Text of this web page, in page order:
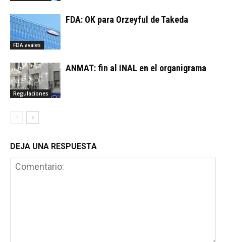
FDA avales
FDA: OK para Orzeyful de Takeda
Regulaciones
ANMAT: fin al INAL en el organigrama
DEJA UNA RESPUESTA